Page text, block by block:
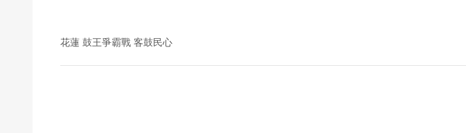
花蓮 鼓王爭霸戰 客鼓民心